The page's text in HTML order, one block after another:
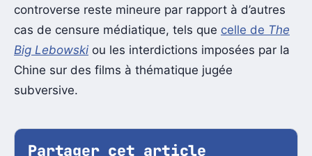
controverse reste mineure par rapport à d’autres
cas de censure médiatique, tels que celle de The
Big Lebowski ou les interdictions imposées par la
Chine sur des films à thématique jugée
subversive.
Partager cet article